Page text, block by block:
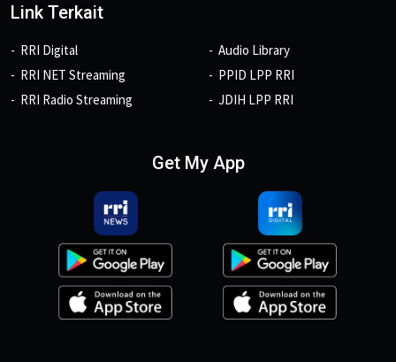
Link Terkait
RRI Digital
RRI NET Streaming
RRI Radio Streaming
Audio Library
PPID LPP RRI
JDIH LPP RRI
Get My App